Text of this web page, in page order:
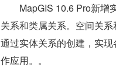
MapGIS 10.6 Pro新增
关系和类属关系。空间关
通过实体关系的创建，实
作应用。。